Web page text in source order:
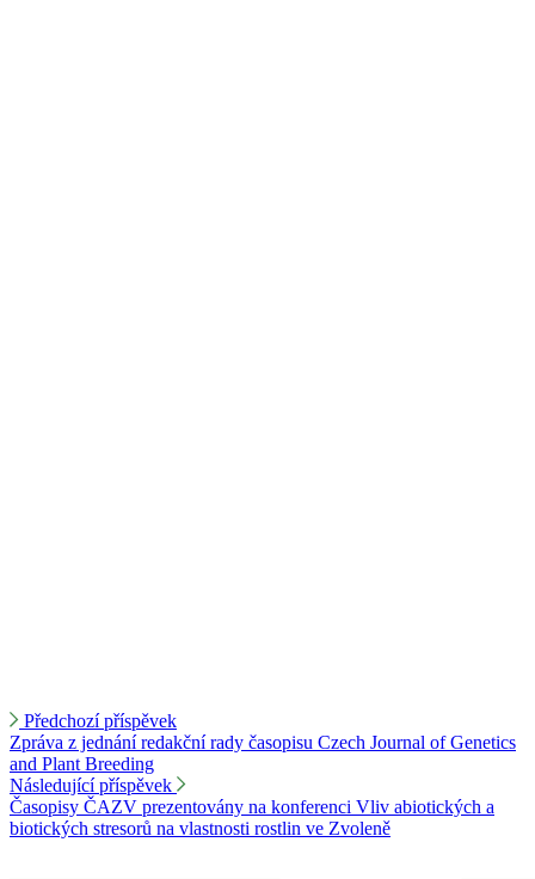
Předchozí příspěvek
Zpráva z jednání redakční rady časopisu Czech Journal of Genetics
and Plant Breeding
Následující příspěvek
Časopisy ČAZV prezentovány na konferenci Vliv abiotických a
biotických stresorů na vlastnosti rostlin ve Zvoleně